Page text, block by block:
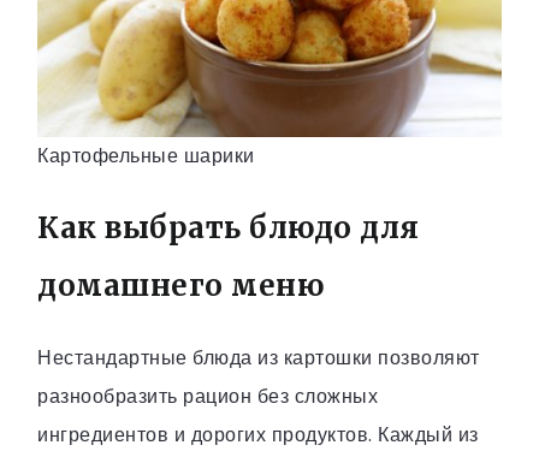
Картофельные шарики
Как выбрать блюдо для
домашнего меню
Нестандартные блюда из картошки позволяют
разнообразить рацион без сложных
ингредиентов и дорогих продуктов. Каждый из